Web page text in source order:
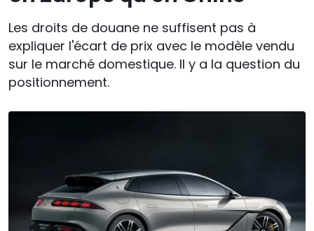
Les droits de douane ne suffisent pas à
expliquer l'écart de prix avec le modèle vendu
sur le marché domestique. Il y a la question du
positionnement.